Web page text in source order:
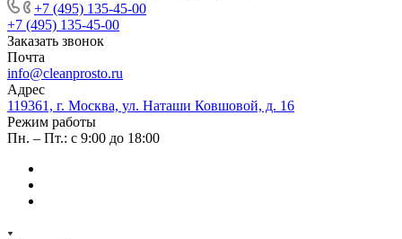
+7 (495) 135-45-00
+7 (495) 135-45-00
Заказать звонок
Почта
info@cleanprosto.ru
Адрес
119361, г. Москва, ул. Наташи Ковшовой, д. 16
Режим работы
Пн. – Пт.: с 9:00 до 18:00